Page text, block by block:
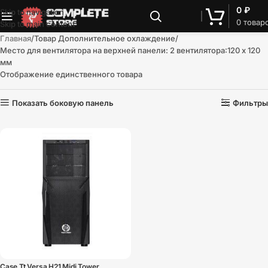
Skip to navigation
Skip to main content
0
0 ₽
Главная Товар Дополнительное охлаждение
Место для вентилятора на верхней панели: 2 вентилятора:120 x 120
мм
Отображение единственного товара
Показать боковую панель Фильтры